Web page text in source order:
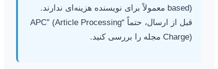
based) معمولاً برای نویسنده هزینه‌ای ندارند.
قبل از ارسال، حتماً “APC” (Article Processing
Charge) مجله را بررسی کنید.